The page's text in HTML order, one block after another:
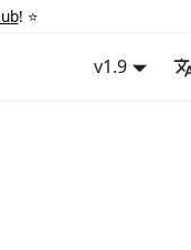
! ⭐️
v1.9